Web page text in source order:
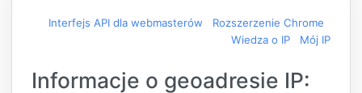
Interfejs API dla webmasterów
Rozszerzenie Chrome
Wiedza o IP
Mój IP
Informacje o geoadresie IP: